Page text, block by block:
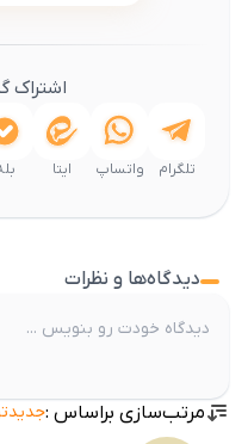
اشتراک
تلگرام واتساپ ایتا
دیدگاه‌ها و نظرات
مرتب‌سازی براساس :